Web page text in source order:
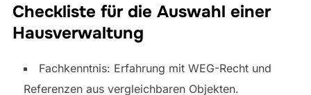
Checkliste für die Auswahl einer
Hausverwaltung
Fachkenntnis: Erfahrung mit WEG-Recht und
Referenzen aus vergleichbaren Objekten.